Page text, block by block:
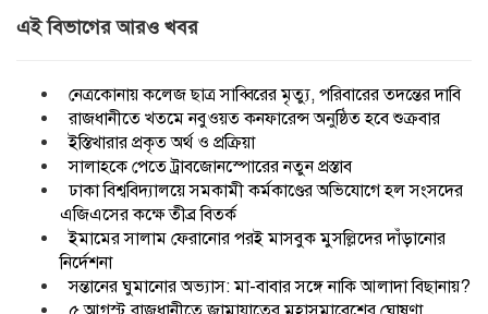
এই বিভাগের আরও খবর
নেত্রকোনায় কলেজ ছাত্র সাব্বিরের মৃত্যু, পরিবারের তদন্তের দাবি
রাজধানীতে খতমে নবুওয়ত কনফারেন্স অনুষ্ঠিত হবে শুক্রবার
ইস্তিখারার প্রকৃত অর্থ ও প্রক্রিয়া
সালাহকে পেতে ট্রাবজোনস্পোরের নতুন প্রস্তাব
ঢাকা বিশ্ববিদ্যালয়ে সমকামী কর্মকাণ্ডের অভিযোগে হল সংসদের
এজিএসের কক্ষে তীব্র বিতর্ক
ইমামের সালাম ফেরানোর পরই মাসবুক মুসল্লিদের দাঁড়ানোর
নির্দেশনা
সন্তানের ঘুমানোর অভ্যাস: মা-বাবার সঙ্গে নাকি আলাদা বিছানায়?